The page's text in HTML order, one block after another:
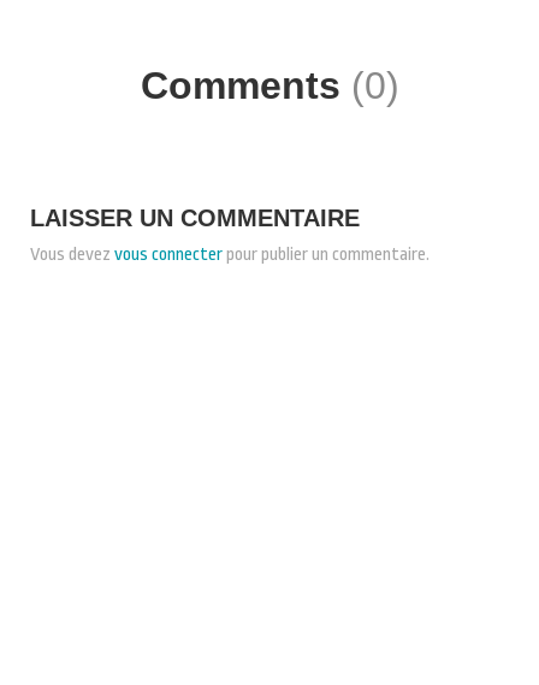
Comments (0)
LAISSER UN COMMENTAIRE
Vous devez vous connecterpour publier un commentaire.